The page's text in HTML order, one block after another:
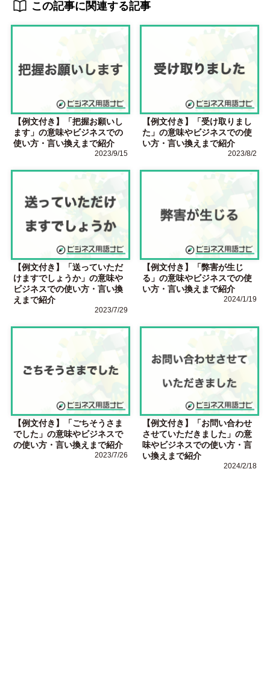
この記事に関連する記事
【例文付き】「把握お願いし
ます」の意味やビジネスでの
使い方・言い換えまで紹介
2023/9/15
【例文付き】「受け取りまし
た」の意味やビジネスでの使
い方・言い換えまで紹介
2023/8/2
【例文付き】「送っていただ
けますでしょうか」の意味や
ビジネスでの使い方・言い換
えまで紹介
2023/7/29
【例文付き】「弊害が生じ
る」の意味やビジネスでの使
い方・言い換えまで紹介
2024/1/19
【例文付き】「ごちそうさま
でした」の意味やビジネスで
の使い方・言い換えまで紹介
2023/7/26
【例文付き】「お問い合わせ
させていただきました」の意
味やビジネスでの使い方・言
い換えまで紹介
2024/2/18